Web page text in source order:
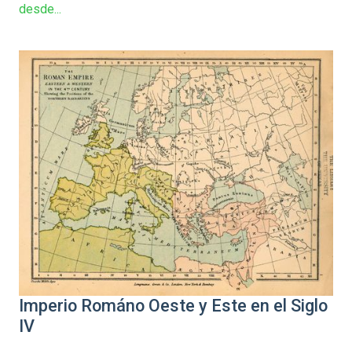
desde...
Imperio Románo Oeste y Este en el Siglo
IV